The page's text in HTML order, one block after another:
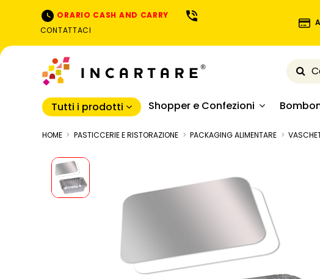
ORARIO CASH AND CARRY
CONTATTACI
Tutti i prodotti Shopper e Confezioni
HOME PASTICCERIE E RISTORAZIONE PACKAGING ALIMENTARE